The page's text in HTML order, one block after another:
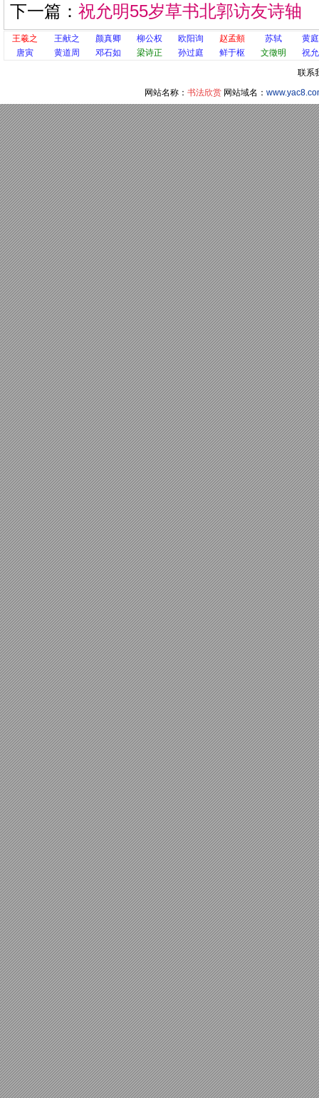
下一篇： 祝允明55岁草书北郭访友诗轴
王羲之 王献之 颜真卿 柳公权 欧阳询 赵孟頫 苏轼
黄
唐寅
黄道周 邓石如 梁诗正 孙过庭 鲜于枢 文徵明
祝
联系
网站名称： 书法欣赏 网站域名：